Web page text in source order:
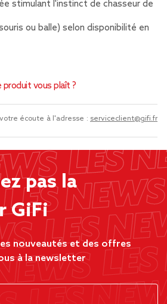
stimulant l'instinct de chasseur de
ou balle) selon disponibilité en
produit vous plaît ?
écoute à l'adresse : serviceclient@gifi.fr
pas la
GiFi
nouveautés et des offres
à la newsletter